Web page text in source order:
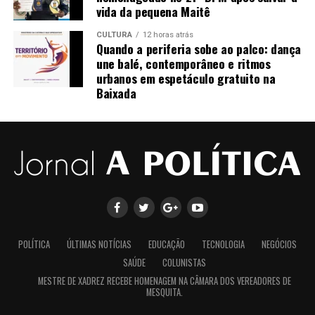
vida da pequena Maitê
CULTURA 12 horas atrás
Quando a periferia sobe ao palco: dança
une balé, contemporâneo e ritmos
urbanos em espetáculo gratuito na
Baixada
POLÍTICA ÚLTIMAS NOTÍCIAS EDUCAÇÃO TECNOLOGIA
NEGÓCIOS
SAÚDE
COLUNISTAS
MESTRE DE XADREZ RECEBE HOMENAGEM NA CÂMARA DOS VEREADORES DE
MESQUITA.